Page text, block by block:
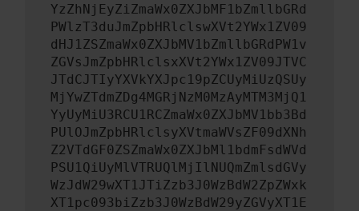
YzZhNjEyZiZmaWx0ZXJbMF1bZmllbGRd
PWlzT3duJmZpbHRlclswXVt2YWx1ZV09
dHJ1ZSZmaWx0ZXJbMV1bZmllbGRdPW1v
ZGVsJmZpbHRlclsxXVt2YWx1ZV09JTVC
JTdCJTIyYXVkYXJpc19pZCUyMiUzQSUy
MjYwZTdmZDg4MGRjNzM0MzAyMTM3MjQ1
YyUyMiU3RCU1RCZmaWx0ZXJbMV1bb3Bd
PUlOJmZpbHRlclsyXVtmaWVsZF09dXNh
Z2VTdGF0ZSZmaWx0ZXJbMl1bdmFsdWVd
PSU1QiUyMlVTRUQlMjIlNUQmZmlsdGVy
WzJdW29wXT1JTiZzb3J0WzBdW2ZpZWxk
XT1pc093biZzb3J0WzBdW29yZGVyXT1E